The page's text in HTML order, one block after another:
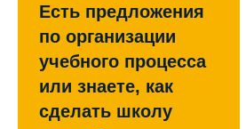
Есть предложения
по организации
учебного процесса
или знаете, как
сделать школу